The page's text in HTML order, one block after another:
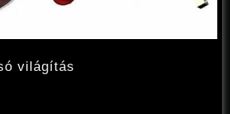
világítás